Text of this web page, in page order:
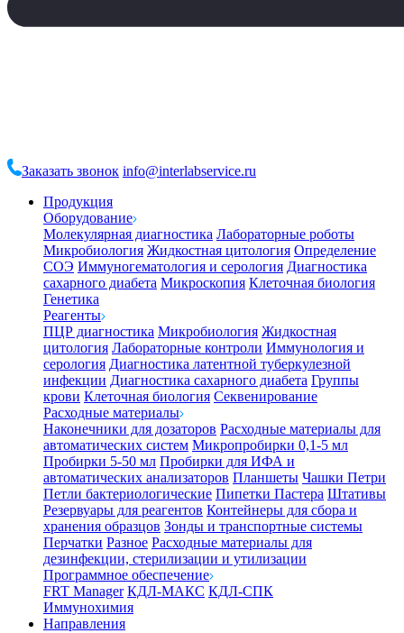
Заказать звонок info@interlabservice.ru
Продукция
Оборудование
Молекулярная диагностика Лабораторные роботы
Микробиология Жидкостная цитология Определение
СОЭ Иммуногематология и серология Диагностика
сахарного диабета Микроскопия Клеточная биология
Генетика
Реагенты
ПЦР диагностика Микробиология Жидкостная
цитология Лабораторные контроли Иммунология и
серология Диагностика латентной туберкулезной
инфекции Диагностика сахарного диабета Группы
крови Клеточная биология Секвенирование
Расходные материалы
Наконечники для дозаторов Расходные материалы для
автоматических систем Микропробирки 0,1-5 мл
Пробирки 5-50 мл Пробирки для ИФА и
автоматических анализаторов Планшеты Чашки Петри
Петли бактериологические Пипетки Пастера Штативы
Резервуары для реагентов Контейнеры для сбора и
хранения образцов Зонды и транспортные системы
Перчатки Разное Расходные материалы для
дезинфекции, стерилизации и утилизации
Программное обеспечение
FRT Manager КДЛ-МАКС КДЛ-СПК
Иммунохимия
Направления